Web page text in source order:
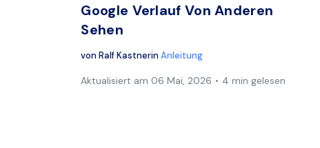
Google Verlauf Von Anderen
Sehen
vonRalf KastnerinAnleitung
Aktualisiert am 06 Mai, 2026 4 min gelesen